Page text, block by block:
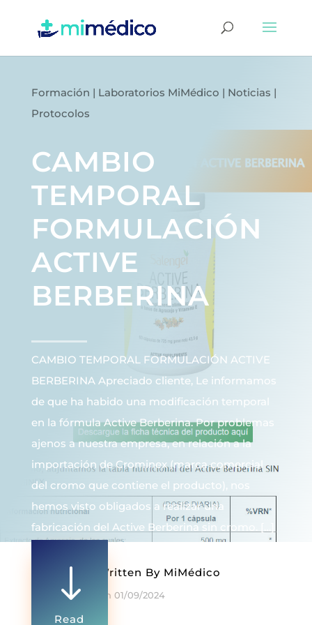
Formación | Laboratorios MiMédico | Noticias |
Protocolos
CAMBIO
TEMPORAL
FORMULACIÓN
ACTIVE
BERBERINA
CAMBIO TEMPORAL FORMULACIÓN ACTIVE
BERBERINA Apreciado cliente, Le informamos
de que ha habido una modificación temporal
en la fórmula Active Berberina. Por problemas
ajenos a nuestra empresa, en relación a la
importación de Crominex (marca comercial
del cromo que contiene el producto), nos
hemos visto obligados a realizar una
fabricación del Active Berberina sin cromo. […]
Written By MiMédico
On 01/09/2024
"
Read